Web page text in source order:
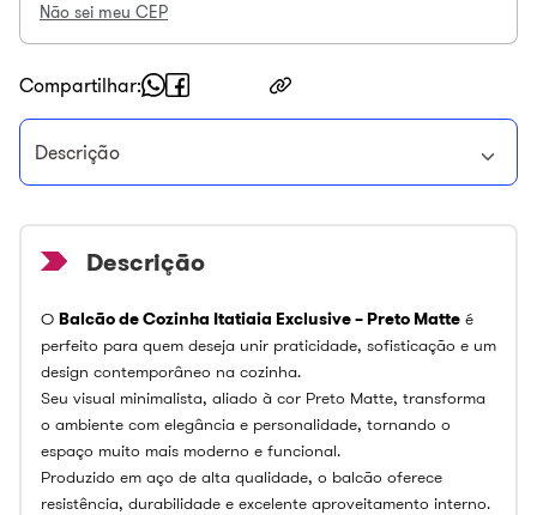
Não sei meu CEP
Compartilhar
Descrição
O Balcão de Cozinha Itatiaia Exclusive – Preto Matte é
perfeito para quem deseja unir praticidade, sofisticação e um
design contemporâneo na cozinha.
Seu visual minimalista, aliado à cor Preto Matte, transforma
o ambiente com elegância e personalidade, tornando o
espaço muito mais moderno e funcional.
Produzido em aço de alta qualidade, o balcão oferece
resistência, durabilidade e excelente aproveitamento interno.